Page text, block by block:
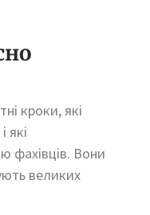
кроки, які
які
фахівців. Вони
великих